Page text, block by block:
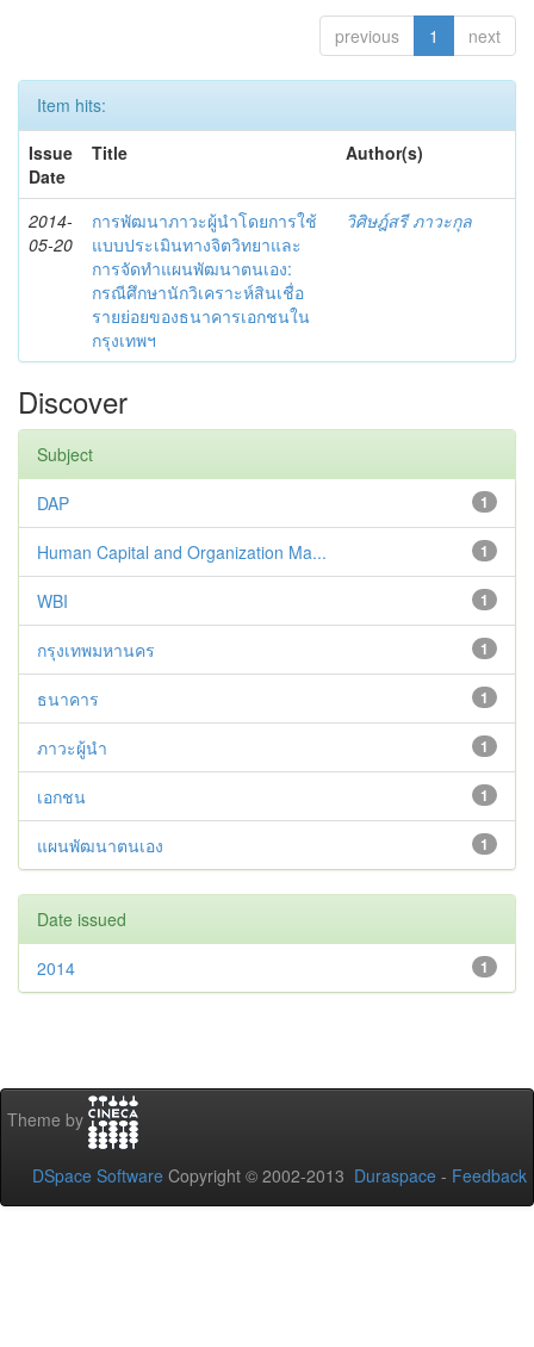
previous 1 next
Item hits:
Issue
Date
Title Author(s)
2014-
05-20
การพัฒนาภาวะผู้นำโดยการใช้
แบบประเมินทางจิตวิทยาและ
การจัดทำแผนพัฒนาตนเอง:
กรณีศึกษานักวิเคราะห์สินเชื่อ
รายย่อยของธนาคารเอกชนใน
กรุงเทพฯ
วิศิษฎ์สรี ภาวะกุล
Discover
Subject
1
DAP
1
Human Capital and Organization Ma...
1
WBI
1
กรุงเทพมหานคร
1
ธนาคาร
1
ภาวะผู้นำ
1
เอกชน
1
แผนพัฒนาตนเอง
Date issued
1
2014
Theme by
DSpace Software Copyright © 2002-2013 Duraspace - Feedback